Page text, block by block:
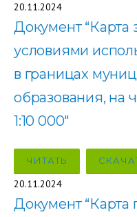
20.11.2024
Документ “Карта
условиями
в границах
образования, на
1:10 000″
ЧИТАТЬ
20.11.2024
Документ “Карта